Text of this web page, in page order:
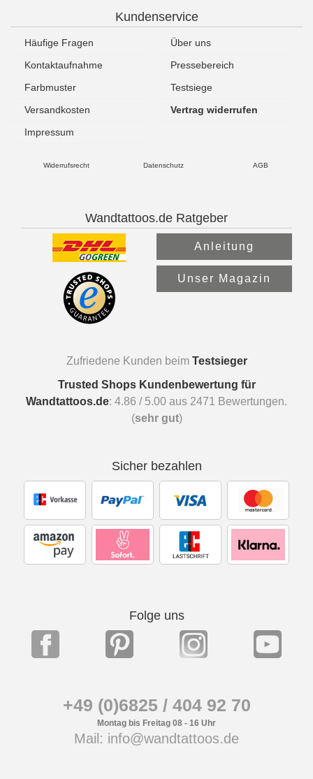
Kundenservice
Häufige Fragen
Über uns
Kontaktaufnahme
Pressebereich
Farbmuster
Testsiege
Versandkosten
Vertrag widerrufen
Impressum
Widerrufsrecht Datenschutz AGB
Wandtattoos.de Ratgeber
Anleitung
Unser Magazin
Zufriedene Kunden beim Testsieger
Trusted Shops Kundenbewertung für
Wandtattoos.de: 4.86 / 5.00 aus 2471
Bewertungen.
(sehr gut)
Sicher bezahlen
Folge uns
+49 (0)6825 / 404 92 70
Montag bis Freitag 08 - 16 Uhr
Mail: info@wandtattoos.de